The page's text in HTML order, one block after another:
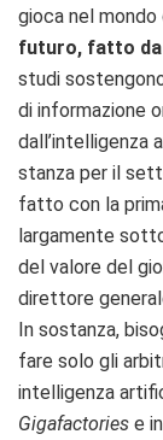
gioca nel mondo
futuro, fatto
studi
di informazione
dall’intelligenza
stanza per il
fatto con la
largamente
del valore del
direttore
In sostanza,
fare solo gli
intelligenza
Gigafactories e